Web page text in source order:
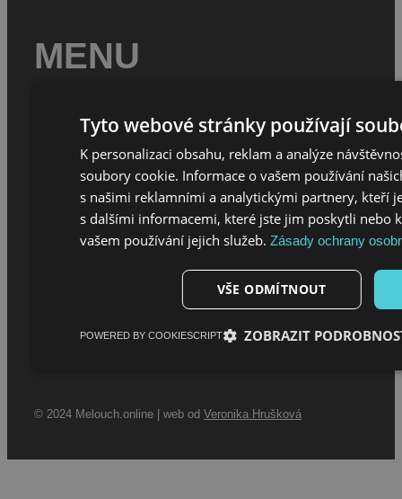
MENU
Podmínky užívání
Ochrana osobních údajů
Zásady cookies
KONTAKT
info@melouch.online
© 2024 Melouch.online | web od Veronika Hrušková
Tyto webové stránky používají
K personalizaci obsahu, reklam a analýze
soubory cookie. Informace o vašem používání
s našimi reklamními a analytickými partnery, kteří
s dalšími informacemi, které jste jim poskytli nebo
vašem používání jejich služeb.Zásady ochrany
VŠE ODMÍTNOUT
ZOBRAZIT
POWERED BY COOKIESCRIPT